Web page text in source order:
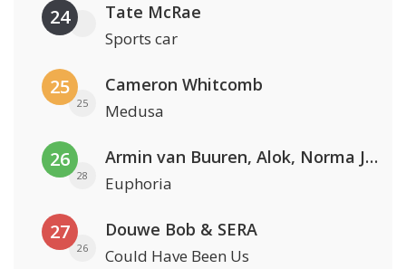
24 Tate McRae
Sports car
25
25
Cameron Whitcomb
Medusa
26
28
Armin van Buuren, Alok, Norma Jean Martine & LAWRENT
Euphoria
27
26
Douwe Bob & SERA
Could Have Been Us